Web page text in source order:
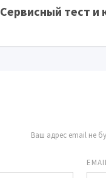
Сервисный тест
Ваш адрес email не